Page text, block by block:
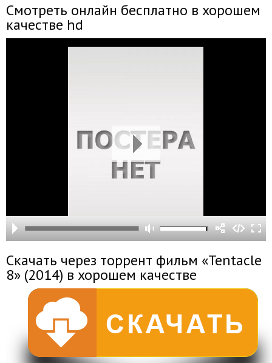
Смотреть онлайн бесплатно в хорошем
качестве hd
Скачать через торрент фильм «Tentacle
8» (2014) в хорошем качестве